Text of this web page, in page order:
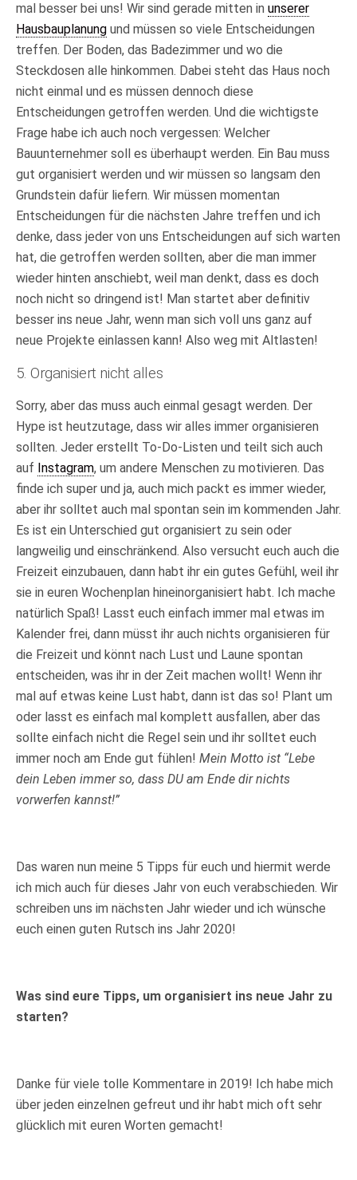
mal besser bei uns! Wir sind gerade mitten in unserer
Hausbauplanung und müssen so viele Entscheidungen
treffen. Der Boden, das Badezimmer und wo die
Steckdosen alle hinkommen. Dabei steht das Haus noch
nicht einmal und es müssen dennoch diese
Entscheidungen getroffen werden. Und die wichtigste
Frage habe ich auch noch vergessen: Welcher
Bauunternehmer soll es überhaupt werden. Ein Bau muss
gut organisiert werden und wir müssen so langsam den
Grundstein dafür liefern. Wir müssen momentan
Entscheidungen für die nächsten Jahre treffen und ich
denke, dass jeder von uns Entscheidungen auf sich warten
hat, die getroffen werden sollten, aber die man immer
wieder hinten anschiebt, weil man denkt, dass es doch
noch nicht so dringend ist! Man startet aber definitiv
besser ins neue Jahr, wenn man sich voll uns ganz auf
neue Projekte einlassen kann! Also weg mit Altlasten!
5. Organisiert nicht alles
Sorry, aber das muss auch einmal gesagt werden. Der
Hype ist heutzutage, dass wir alles immer organisieren
sollten. Jeder erstellt To-Do-Listen und teilt sich auch
auf Instagram, um andere Menschen zu motivieren. Das
finde ich super und ja, auch mich packt es immer wieder,
aber ihr solltet auch mal spontan sein im kommenden Jahr.
Es ist ein Unterschied gut organisiert zu sein oder
langweilig und einschränkend. Also versucht euch auch die
Freizeit einzubauen, dann habt ihr ein gutes Gefühl, weil ihr
sie in euren Wochenplan hineinorganisiert habt. Ich mache
natürlich Spaß! Lasst euch einfach immer mal etwas im
Kalender frei, dann müsst ihr auch nichts organisieren für
die Freizeit und könnt nach Lust und Laune spontan
entscheiden, was ihr in der Zeit machen wollt! Wenn ihr
mal auf etwas keine Lust habt, dann ist das so! Plant um
oder lasst es einfach mal komplett ausfallen, aber das
sollte einfach nicht die Regel sein und ihr solltet euch
immer noch am Ende gut fühlen! Mein Motto ist “Lebe
dein Leben immer so, dass DU am Ende dir nichts
vorwerfen kannst!”
Das waren nun meine 5 Tipps für euch und hiermit werde
ich mich auch für dieses Jahr von euch verabschieden. Wir
schreiben uns im nächsten Jahr wieder und ich wünsche
euch einen guten Rutsch ins Jahr 2020!
Was sind eure Tipps, um organisiert ins neue Jahr zu
starten?
Danke für viele tolle Kommentare in 2019! Ich habe mich
über jeden einzelnen gefreut und ihr habt mich oft sehr
glücklich mit euren Worten gemacht!